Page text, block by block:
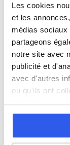
Les cookies
et les
médias sociaux
partageons
notre site avec
publicité et
avec d'autres
ou qu'ils ont
services.
3ème (Collège)
Seconde
Première
Études